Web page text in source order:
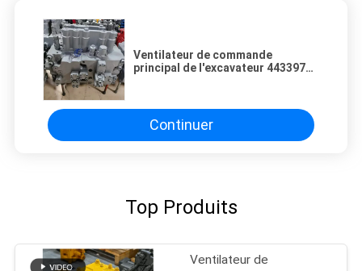
Ventilateur de commande
principal de l'excavateur 4433970
ZX330-3 ZX350-3 ZX360LC-3
Continuer
Top Produits
Ventilateur de